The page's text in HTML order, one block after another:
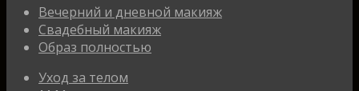
Вечерний и дневной макияж
Свадебный макияж
Образ полностью
Уход за телом